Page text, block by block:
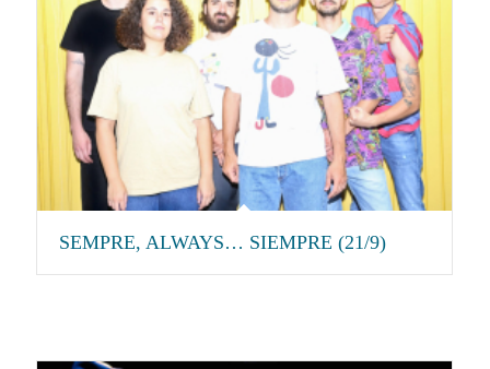
SEMPRE, ALWAYS… SIEMPRE (21/9)